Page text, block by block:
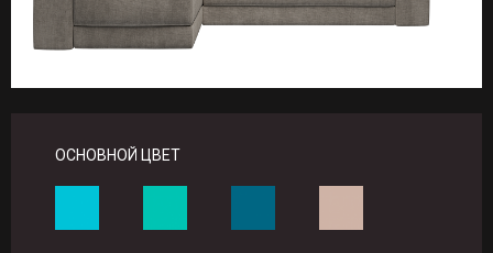
ОСНОВНОЙ ЦВЕТ